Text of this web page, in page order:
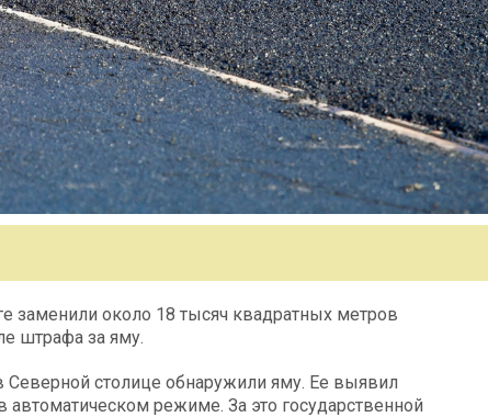
заменили около 18 тысяч квадратных метров
штрафа за яму.
Северной столице обнаружили яму. Ее выявил
режиме. За это государственной